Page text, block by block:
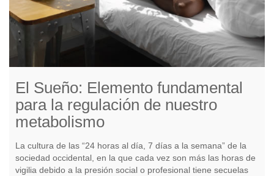
El Sueño: Elemento fundamental
para la regulación de nuestro
metabolismo
La cultura de las “24 horas al día, 7 días a la semana” de la
sociedad occidental, en la que cada vez son más las horas de
vigilia debido a la presión social o profesional tiene secuelas